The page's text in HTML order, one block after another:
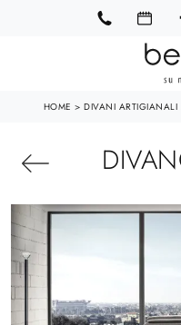
HOME > DIVANI ARTIGIANALI